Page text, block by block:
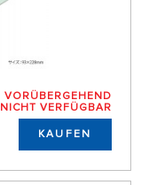
VORÜBERGEHEND
NICHT VERFÜGBAR
KAUFEN